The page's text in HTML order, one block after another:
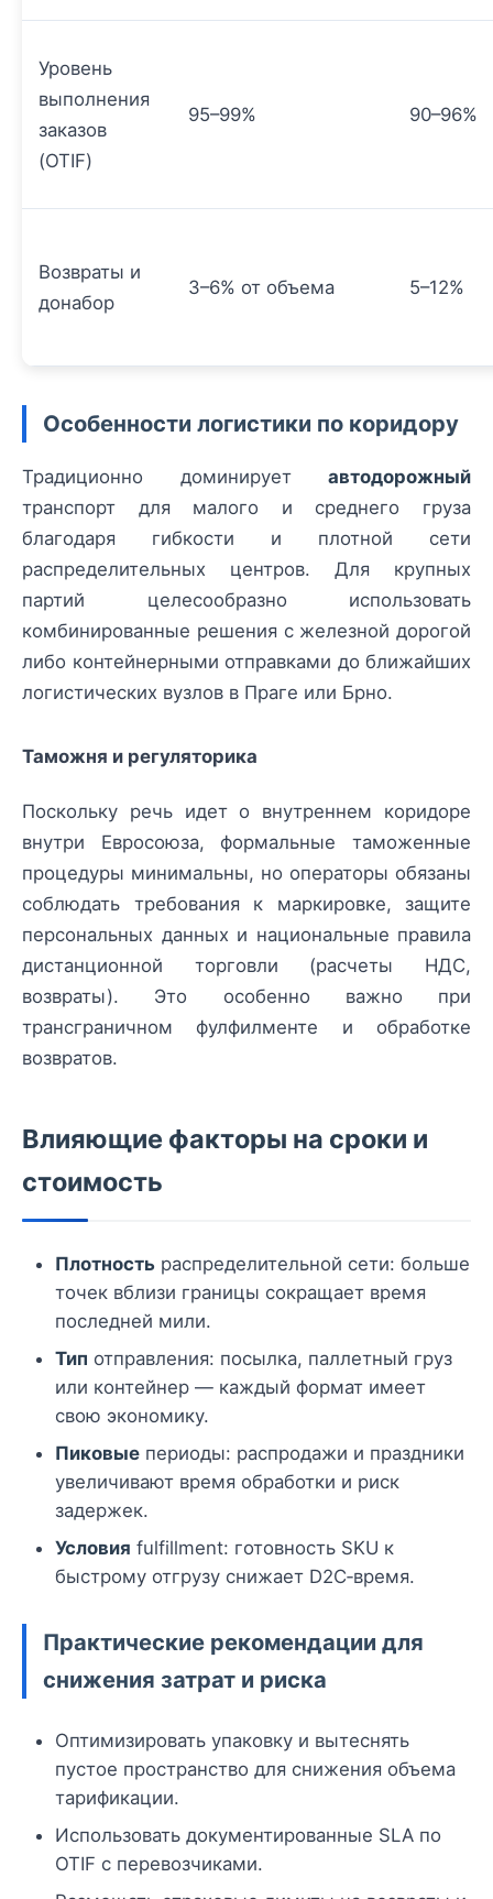
Уровень
выполнения
заказов
(OTIF)
95–99% 90–96%
Возвраты и
донабор
3–6% от объема 5–12%
Особенности логистики по коридору
Традиционно доминирует автодорожный
транспорт для малого и среднего груза
благодаря гибкости и плотной сети
распределительных центров. Для крупных
партий целесообразно использовать
комбинированные решения с железной дорогой
либо контейнерными отправками до ближайших
логистических вузлов в Праге или Брно.
Таможня и регуляторика
Поскольку речь идет о внутреннем коридоре
внутри Евросоюза, формальные таможенные
процедуры минимальны, но операторы обязаны
соблюдать требования к маркировке, защите
персональных данных и национальные правила
дистанционной торговли (расчеты НДС,
возвраты). Это особенно важно при
трансграничном фулфилменте и обработке
возвратов.
Влияющие факторы на сроки и
стоимость
Плотность распределительной сети: больше
точек вблизи границы сокращает время
последней мили.
Тип отправления: посылка, паллетный груз
или контейнер — каждый формат имеет
свою экономику.
Пиковые периоды: распродажи и праздники
увеличивают время обработки и риск
задержек.
Условия fulfillment: готовность SKU к
быстрому отгрузу снижает D2C‑время.
Практические рекомендации для
снижения затрат и риска
Оптимизировать упаковку и вытеснять
пустое пространство для снижения объема
тарификации.
Использовать документированные SLA по
OTIF с перевозчиками.